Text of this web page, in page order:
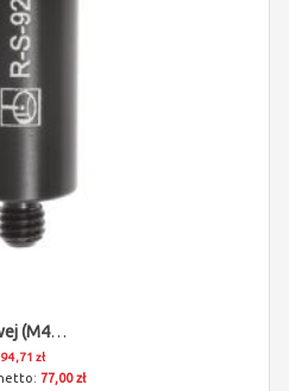
Słupek Do Maszyny Pomiarowej (M4/L25/D9)
94,71 zł
77,00 zł